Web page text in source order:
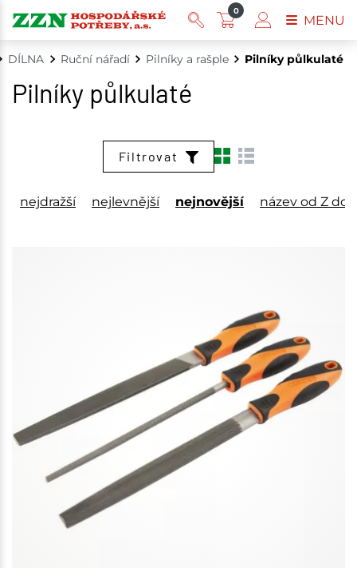
DÍLNA Ruční nářadí Pilníky a rašple Pilníky půlkulaté
Pilníky půlkulaté
Filtrovat
nejdražší nejlevnější nejnovější název od Z do
0
MENU